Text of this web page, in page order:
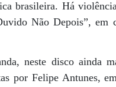
brasileira. Há
Não Depois”, em
neste disco ainda
por Felipe Antunes,